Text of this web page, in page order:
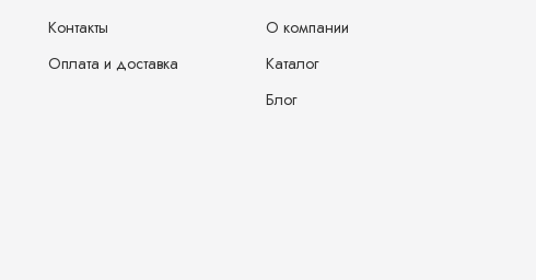
Контакты
Оплата и доставка
О компании
Каталог
Блог